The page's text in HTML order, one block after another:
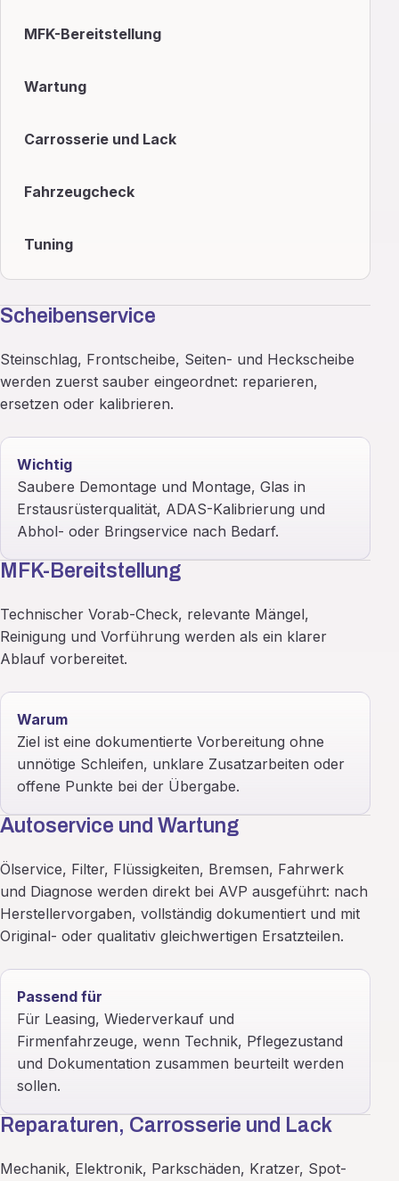
MFK-Bereitstellung
Wartung
Carrosserie und Lack
Fahrzeugcheck
Tuning
Scheibenservice
Steinschlag, Frontscheibe, Seiten- und Heckscheibe
werden zuerst sauber eingeordnet: reparieren,
ersetzen oder kalibrieren.
Wichtig
Saubere Demontage und Montage, Glas in
Erstausrüsterqualität, ADAS-Kalibrierung und
Abhol- oder Bringservice nach Bedarf.
MFK-Bereitstellung
Technischer Vorab-Check, relevante Mängel,
Reinigung und Vorführung werden als ein klarer
Ablauf vorbereitet.
Warum
Ziel ist eine dokumentierte Vorbereitung ohne
unnötige Schleifen, unklare Zusatzarbeiten oder
offene Punkte bei der Übergabe.
Autoservice und Wartung
Ölservice, Filter, Flüssigkeiten, Bremsen, Fahrwerk
und Diagnose werden direkt bei AVP ausgeführt: nach
Herstellervorgaben, vollständig dokumentiert und mit
Original- oder qualitativ gleichwertigen Ersatzteilen.
Passend für
Für Leasing, Wiederverkauf und
Firmenfahrzeuge, wenn Technik, Pflegezustand
und Dokumentation zusammen beurteilt werden
sollen.
Reparaturen, Carrosserie und Lack
Mechanik, Elektronik, Parkschäden, Kratzer, Spot-